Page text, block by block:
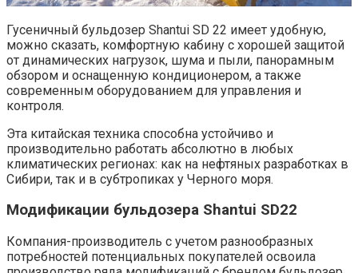
Гусеничный бульдозер Shantui SD 22 имеет удобную,
можно сказать, комфортную кабину с хорошей защитой
от динамических нагрузок, шума и пыли, панорамным
обзором и оснащенную кондиционером, а также
современным оборудованием для управления и
контроля.
Эта китайская техника способна устойчиво и
производительно работать абсолютно в любых
климатических регионах: как на нефтяных разработках в
Сибири, так и в субтропиках у Черного моря.
Модификации бульдозера Shantui SD22
Компания-производитель с учетом разнообразных
потребностей потенциальных покупателей освоила